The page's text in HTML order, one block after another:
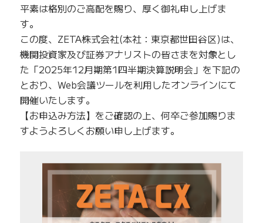
平素は格別のご高配を賜り、厚く御礼申し上げま
す。
この度、ZETA株式会社(本社：東京都世田谷区)は、
機関投資家及び証券アナリストの皆さまを対象とし
た「2025年12月期第1四半期決算説明会」を下記の
とおり、Web会議ツールを利用したオンラインにて
開催いたします。
【お申込み方法】をご確認の上、何卒ご参加賜りま
すようよろしくお願い申し上げます。